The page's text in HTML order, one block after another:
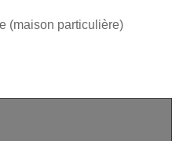
(maison particulière)